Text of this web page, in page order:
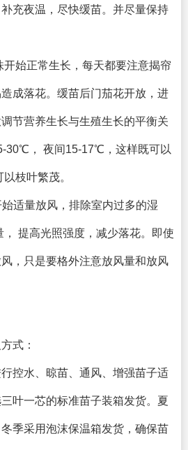
补充夜温，尽快缓苗。并尽量保持
开始正常生长，每天都要注意揭帘
成落花。缓苗后门茄花开放，进
节营养生长与生殖生长的平衡关
30℃， 夜间15-17℃，这样既可以
枝叶繁茂。
适量放风，排除室内过多的湿
提高光照强度，减少落花。即使
，只是要格外注意放风量和放风
式：
控水、晾苗、通风、增强苗子适
叶一芯的标准苗子装箱发货。夏
季采用泡沫保温箱发货，确保苗